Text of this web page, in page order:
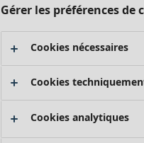
Gérer les préférences de
Cookies nécessaires
Cookies
Cookies analytiques